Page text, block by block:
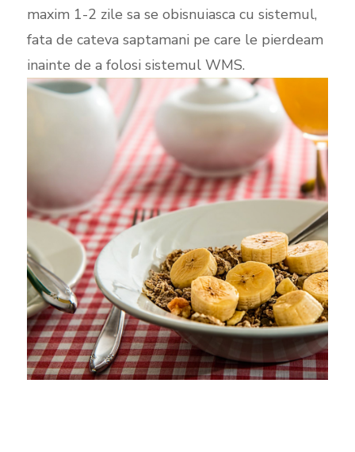
maxim 1-2 zile sa se obisnuiasca cu sistemul,
fata de cateva saptamani pe care le pierdeam
inainte de a folosi sistemul WMS.